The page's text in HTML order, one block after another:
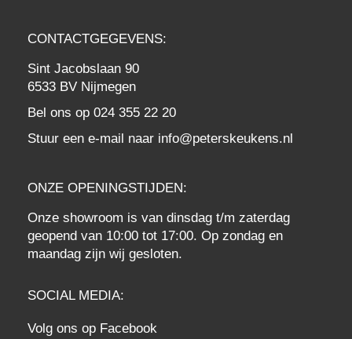
CONTACTGEGEVENS:
Sint Jacobslaan 90
6533 BV Nijmegen
Bel ons op 024 355 22 20
Stuur een e-mail naar info@peterskeukens.nl
ONZE OPENINGSTIJDEN:
Onze showroom is van dinsdag t/m zaterdag
geopend van 10:00 tot 17:00. Op zondag en
maandag zijn wij gesloten.
SOCIAL MEDIA:
Volg ons op Facebook